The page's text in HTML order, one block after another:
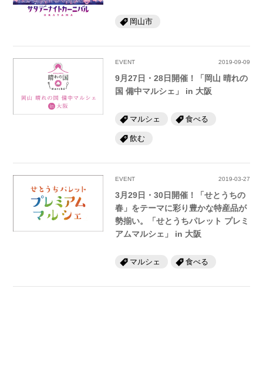
岡山市
EVENT 2019-09-09
9月27日・28日開催！「岡山 晴れの
国 備中マルシェ」 in 大阪
マルシェ 食べる
飲む
EVENT 2019-03-27
3月29日・30日開催！「せとうちの
春」をテーマに彩り豊かな特産品が
勢揃い。「せとうちパレット プレミ
アムマルシェ」 in 大阪
マルシェ 食べる